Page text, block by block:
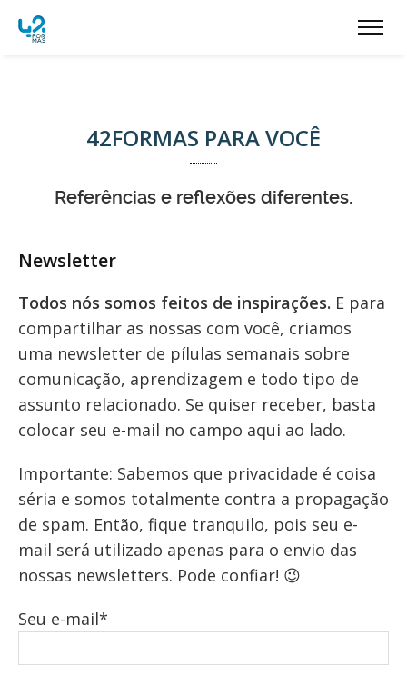
42FORMAS PARA VOCÊ
Referências e reflexões diferentes.
Newsletter
Todos nós somos feitos de inspirações. E para
compartilhar as nossas com você, criamos
uma newsletter de pílulas semanais sobre
comunicação, aprendizagem e todo tipo de
assunto relacionado. Se quiser receber, basta
colocar seu e-mail no campo aqui ao lado.
Importante: Sabemos que privacidade é coisa
séria e somos totalmente contra a propagação
de spam. Então, fique tranquilo, pois seu e-
mail será utilizado apenas para o envio das
nossas newsletters. Pode confiar! 😉
Seu e-mail*